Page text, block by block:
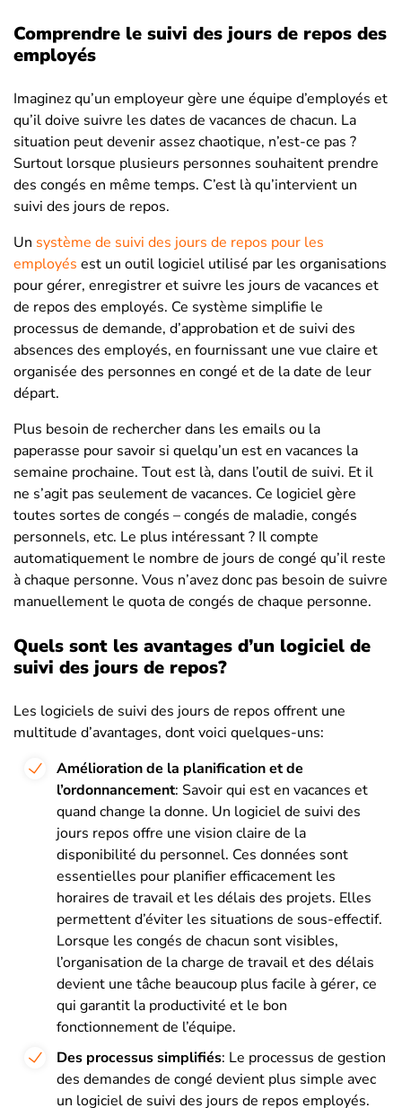
Comprendre le suivi des jours de repos des
employés
Imaginez qu’un employeur gère une équipe d’employés et
qu’il doive suivre les dates de vacances de chacun. La
situation peut devenir assez chaotique, n’est-ce pas ?
Surtout lorsque plusieurs personnes souhaitent prendre
des congés en même temps. C’est là qu’intervient un
suivi des jours de repos.
Un système de suivi des jours de repos pour les
employés est un outil logiciel utilisé par les organisations
pour gérer, enregistrer et suivre les jours de vacances et
de repos des employés. Ce système simplifie le
processus de demande, d’approbation et de suivi des
absences des employés, en fournissant une vue claire et
organisée des personnes en congé et de la date de leur
départ.
Plus besoin de rechercher dans les emails ou la
paperasse pour savoir si quelqu’un est en vacances la
semaine prochaine. Tout est là, dans l’outil de suivi. Et il
ne s’agit pas seulement de vacances. Ce logiciel gère
toutes sortes de congés – congés de maladie, congés
personnels, etc. Le plus intéressant ? Il compte
automatiquement le nombre de jours de congé qu’il reste
à chaque personne. Vous n’avez donc pas besoin de suivre
manuellement le quota de congés de chaque personne.
Quels sont les avantages d’un logiciel de
suivi des jours de repos?
Les logiciels de suivi des jours de repos offrent une
multitude d’avantages, dont voici quelques-uns:
Amélioration de la planification et de
l’ordonnancement: Savoir qui est en vacances et
quand change la donne. Un logiciel de suivi des
jours repos offre une vision claire de la
disponibilité du personnel. Ces données sont
essentielles pour planifier efficacement les
horaires de travail et les délais des projets. Elles
permettent d’éviter les situations de sous-effectif.
Lorsque les congés de chacun sont visibles,
l’organisation de la charge de travail et des délais
devient une tâche beaucoup plus facile à gérer, ce
qui garantit la productivité et le bon
fonctionnement de l’équipe.
Des processus simplifiés: Le processus de gestion
des demandes de congé devient plus simple avec
un logiciel de suivi des jours de repos employés.